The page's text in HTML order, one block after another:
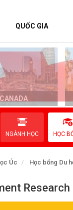
QUỐC GIA
CANADA
NGÀNH HỌC HỌC
Úc Học bổng Du